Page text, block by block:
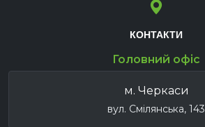
КОНТАКТИ
Головний офіс
м. Черкаси
вул. Смілянська, 143